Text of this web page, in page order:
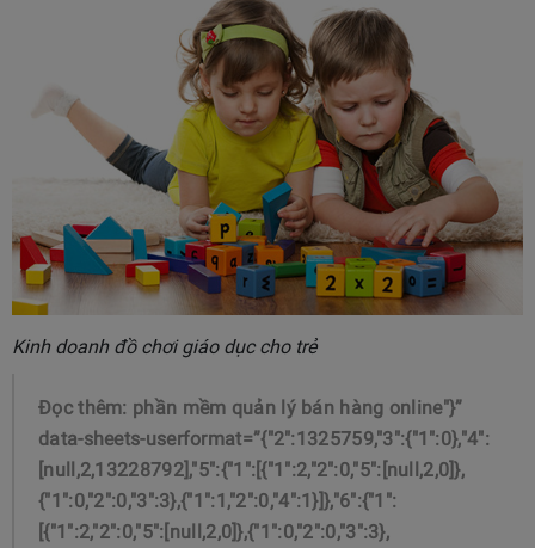
Kinh doanh đồ chơi giáo dục cho trẻ
Đọc thêm: phần mềm quản lý bán hàng online"}”
data-sheets-userformat=”{"2":1325759,"3":{"1":0},"4":
[null,2,13228792],"5":{"1":[{"1":2,"2":0,"5":[null,2,0]},
{"1":0,"2":0,"3":3},{"1":1,"2":0,"4":1}]},"6":{"1":
[{"1":2,"2":0,"5":[null,2,0]},{"1":0,"2":0,"3":3},